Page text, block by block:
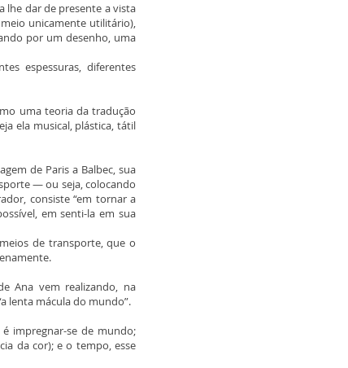
lhe dar de presente a vista
unicamente utilitário),
por um desenho, uma
espessuras, diferentes
uma teoria da tradução
ela musical, plástica, tátil
de Paris a Balbec, sua
— ou seja, colocando
consiste “em tornar a
em senti-la em sua
de transporte, que o
Ana vem realizando, na
lenta mácula do mundo”.
impregnar-se de mundo;
da cor); e o tempo, esse